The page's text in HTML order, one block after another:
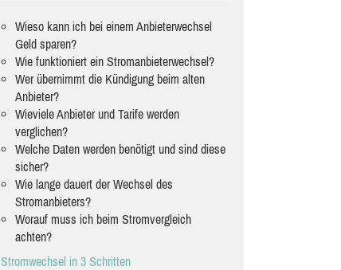
Wieso kann ich bei einem Anbieterwechsel
Geld sparen?
Wie funktioniert ein Stromanbieterwechsel?
Wer übernimmt die Kündigung beim alten
Anbieter?
Wieviele Anbieter und Tarife werden
verglichen?
Welche Daten werden benötigt und sind diese
sicher?
Wie lange dauert der Wechsel des
Stromanbieters?
Worauf muss ich beim Stromvergleich
achten?
Stromwechsel in 3 Schritten